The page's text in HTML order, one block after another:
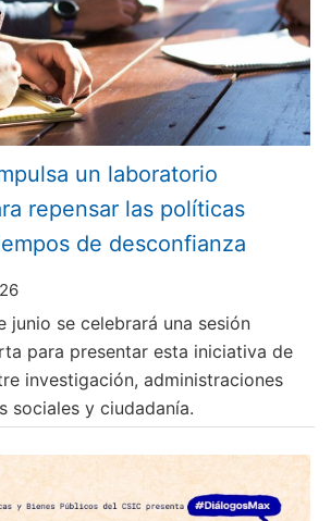
un laboratorio
repensar las políticas
de desconfianza
junio se celebrará una sesión
para presentar esta iniciativa de
investigación, administraciones
sociales y ciudadanía.